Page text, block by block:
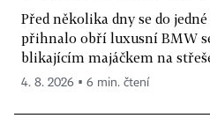
Před několika dny se do
přihnalo obří luxusní BMW
blikajícím majáčkem na
4. 8. 2026 ▪ 6 min. čtení